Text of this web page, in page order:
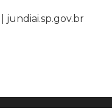
jundiai.sp.gov.br